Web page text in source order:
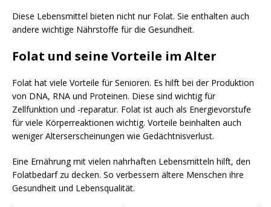
Diese Lebensmittel bieten nicht nur Folat. Sie enthalten auch
andere wichtige Nährstoffe für die Gesundheit.
Folat und seine Vorteile im Alter
Folat hat viele Vorteile für Senioren. Es hilft bei der Produktion
von DNA, RNA und Proteinen. Diese sind wichtig für
Zellfunktion und -reparatur. Folat ist auch als Energievorstufe
für viele Körperreaktionen wichtig. Vorteile beinhalten auch
weniger Alterserscheinungen wie Gedächtnisverlust.
Eine Ernährung mit vielen nahrhaften Lebensmitteln hilft, den
Folatbedarf zu decken. So verbessern ältere Menschen ihre
Gesundheit und Lebensqualität.